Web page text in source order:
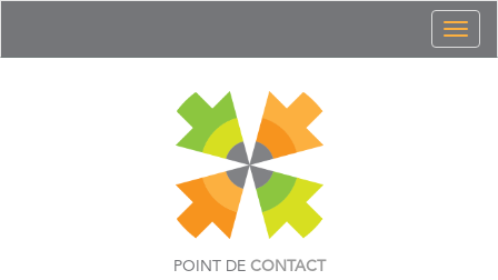
POINT DE CONTACT